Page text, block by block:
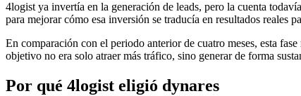
4logist ya invertía en la generación de leads, pero la cuenta
para mejorar cómo esa inversión se traducía en resultados reales
En comparación con el periodo anterior de cuatro meses, esta
objetivo no era solo atraer más tráfico, sino generar de forma
Por qué 4logist eligió dynares